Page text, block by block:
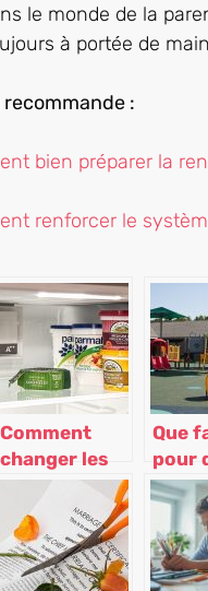
le monde de la
à portée de
:
bien préparer la
renforcer le
Comment
changer les
clayettes de
son frigo ?
Que
pour